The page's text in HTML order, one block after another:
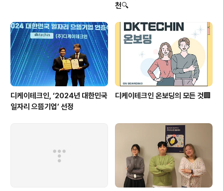
천🔍
디케이테크인, ‘2024년 대한민국
일자리 으뜸기업’ 선정
디케이테크인 온보딩의 모든 것🏢